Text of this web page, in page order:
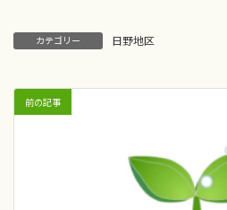
カテゴリー 日野地区
前の記事